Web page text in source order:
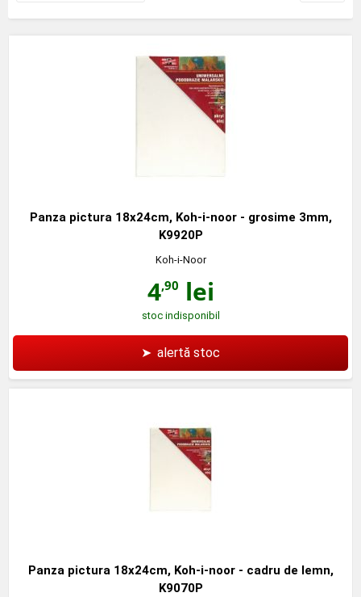
Panza pictura 18x24cm, Koh-i-noor - grosime 3mm,
K9920P
Koh-i-Noor
4,90 lei
stoc indisponibil
➤ alertă stoc
Panza pictura 18x24cm, Koh-i-noor - cadru de lemn,
K9070P